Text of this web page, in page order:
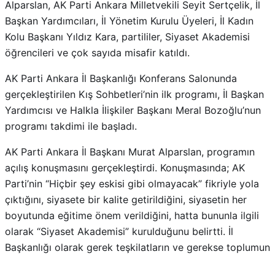
Alparslan, AK Parti Ankara Milletvekili Seyit Sertçelik, İl
Başkan Yardımcıları, İl Yönetim Kurulu Üyeleri, İl Kadın
Kolu Başkanı Yıldız Kara, partililer, Siyaset Akademisi
öğrencileri ve çok sayıda misafir katıldı.
AK Parti Ankara İl Başkanlığı Konferans Salonunda
gerçekleştirilen Kış Sohbetleri’nin ilk programı, İl Başkan
Yardımcısı ve Halkla İlişkiler Başkanı Meral Bozoğlu’nun
programı takdimi ile başladı.
AK Parti Ankara İl Başkanı Murat Alparslan, programın
açılış konuşmasını gerçekleştirdi. Konuşmasında; AK
Parti’nin “Hiçbir şey eskisi gibi olmayacak” fikriyle yola
çıktığını, siyasete bir kalite getirildiğini, siyasetin her
boyutunda eğitime önem verildiğini, hatta bununla ilgili
olarak “Siyaset Akademisi” kurulduğunu belirtti. İl
Başkanlığı olarak gerek teşkilatların ve gerekse toplumun